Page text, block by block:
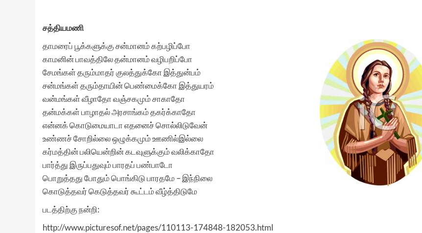
சத்தியமணி
தாமரைப் பூக்களுக்கு சன்மானம் கற்பழிப்போ
காமனின் பாவத்திலே தன்மானம் வழிபறிப்போ
சேமங்கள் தரும்மாதர் குலத்துக்கோ இத்துன்பம்
சன்மங்கள் தரும்தாயின் பெண்மைக்கோ இத்துயரம்
வன்மங்கள் வீழாதோ வஞ்சகமும் சாகாதோ
தன்மக்கள் பாழாதல் அரசாங்கம் தகர்க்காதோ
என்னக் கொடுமையாடா எதனைச் சொல்லிடுவேன்
உண்ணச் சோறில்லை ஒழுக்கமும் ஊணில்இல்லை
கர்மத்தின் பலியென்றின் கடவுளுக்கும் வலிக்காதோ
பார்த்து இருப்பதுவும் பாரதப் பண்பாடோ
பொறுத்தது போதும் பொங்கிடு பாரதமே – இந்நிலை
கொடுத்தவர் கெடுத்தவர் கூட்டம் வீழ்த்திடுமே
படத்திற்கு நன்றி:
http://www.picturesof.net/pages/110113-174848-182053.html